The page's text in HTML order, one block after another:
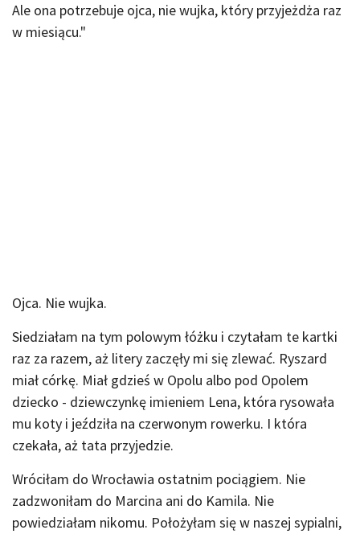
Ale ona potrzebuje ojca, nie wujka, który przyjeżdża raz
w miesiącu."
Ojca. Nie wujka.
Siedziałam na tym polowym łóżku i czytałam te kartki
raz za razem, aż litery zaczęły mi się zlewać. Ryszard
miał córkę. Miał gdzieś w Opolu albo pod Opolem
dziecko - dziewczynkę imieniem Lena, która rysowała
mu koty i jeździła na czerwonym rowerku. I która
czekała, aż tata przyjedzie.
Wróciłam do Wrocławia ostatnim pociągiem. Nie
zadzwoniłam do Marcina ani do Kamila. Nie
powiedziałam nikomu. Położyłam się w naszej sypialni,